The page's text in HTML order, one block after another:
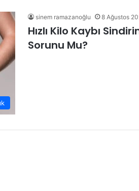
sinem ramazanoğlu 8 Ağustos
Hızlı Kilo Kaybı
Sorunu Mu?